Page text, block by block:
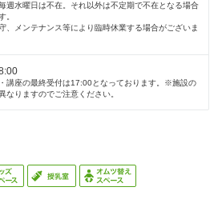
週水曜日は不在。それ以外は不定期で不在となる場合
。
、メンテナンス等により臨時休業する場合がございま
講座の最終受付は17:00となっております。※施設の
なりますのでご注意ください。